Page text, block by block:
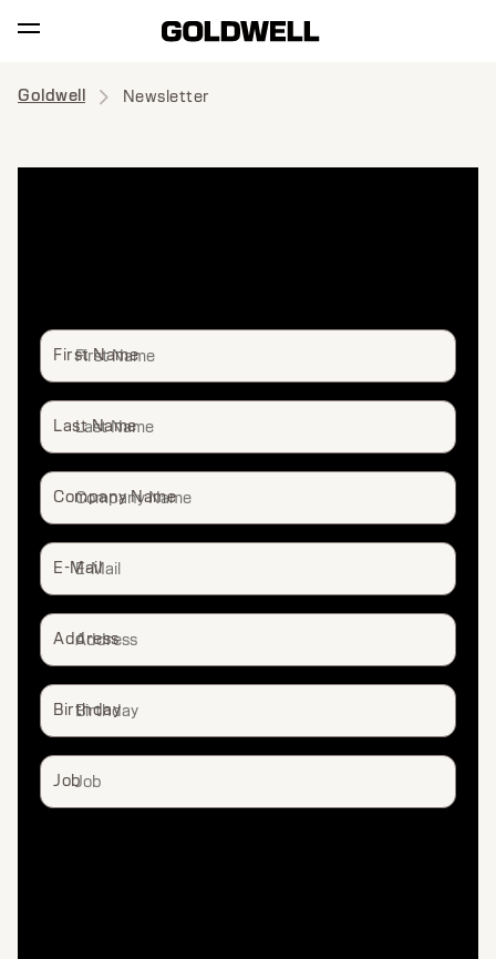
Goldwell Newsletter
First Name
Last Name
Company Name
E-Mail
Address
Birthday
Job